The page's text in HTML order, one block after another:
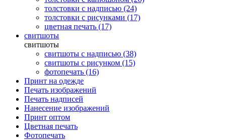
толстовки с надписью (24)
толстовки с рисунками (17)
цветная печать (17)
свитшоты
свитшоты
свитшоты с надписью (38)
свитшоты с рисунком (15)
фотопечать (16)
Принт на одежде
Печать изображений
Печать надписей
Нанесение изображений
Принт оптом
Цветная печать
Фотопечать